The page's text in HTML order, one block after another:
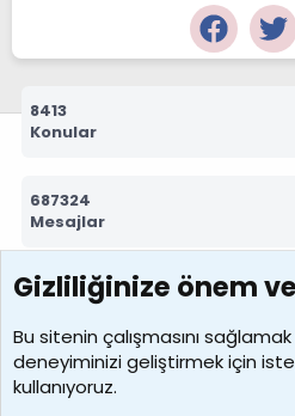
8413
Konular
687324
Mesajlar
7390
Kullanıcılar
MosesBrownHayranı
Son üye
Gizliliğinize önem
Bu sitenin çalışmasını
deneyiminizi geliştirmek için
kullanıyoruz.